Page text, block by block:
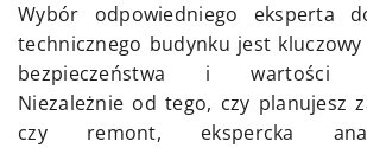
Wybór odpowiedniego eksperta
technicznego budynku jest
bezpieczeństwa i wartości
Niezależnie od tego, czy planujesz
czy remont, ekspercka